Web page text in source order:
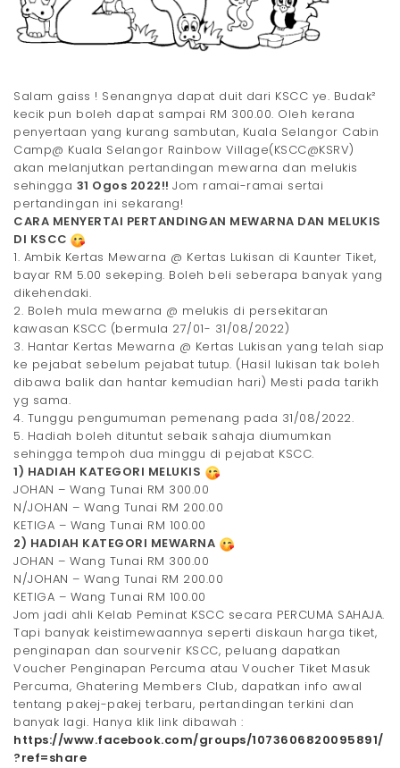
Salam gaiss ! Senangnya dapat duit dari KSCC ye. Budak²
kecik pun boleh dapat sampai RM 300.00. Oleh kerana
penyertaan yang kurang sambutan, Kuala Selangor Cabin
Camp@ Kuala Selangor Rainbow Village(KSCC@KSRV)
akan melanjutkan pertandingan mewarna dan melukis
sehingga 31 Ogos 2022!! Jom ramai-ramai sertai
pertandingan ini sekarang!
CARA MENYERTAI PERTANDINGAN MEWARNA DAN MELUKIS
DI KSCC
1. Ambik Kertas Mewarna @ Kertas Lukisan di Kaunter Tiket,
bayar RM 5.00 sekeping. Boleh beli seberapa banyak yang
dikehendaki.
2. Boleh mula mewarna @ melukis di persekitaran
kawasan KSCC (bermula 27/01- 31/08/2022)
3. Hantar Kertas Mewarna @ Kertas Lukisan yang telah siap
ke pejabat sebelum pejabat tutup. (Hasil lukisan tak boleh
dibawa balik dan hantar kemudian hari) Mesti pada tarikh
yg sama.
4. Tunggu pengumuman pemenang pada 31/08/2022.
5. Hadiah boleh dituntut sebaik sahaja diumumkan
sehingga tempoh dua minggu di pejabat KSCC.
1) HADIAH KATEGORI MELUKIS
JOHAN – Wang Tunai RM 300.00
N/JOHAN – Wang Tunai RM 200.00
KETIGA – Wang Tunai RM 100.00
2) HADIAH KATEGORI MEWARNA
JOHAN – Wang Tunai RM 300.00
N/JOHAN – Wang Tunai RM 200.00
KETIGA – Wang Tunai RM 100.00
Jom jadi ahli Kelab Peminat KSCC secara PERCUMA SAHAJA.
Tapi banyak keistimewaannya seperti diskaun harga tiket,
penginapan dan sourvenir KSCC, peluang dapatkan
Voucher Penginapan Percuma atau Voucher Tiket Masuk
Percuma, Ghatering Members Club, dapatkan info awal
tentang pakej-pakej terbaru, pertandingan terkini dan
banyak lagi. Hanya klik link dibawah :
https://www.facebook.com/groups/1073606820095891/
?ref=share